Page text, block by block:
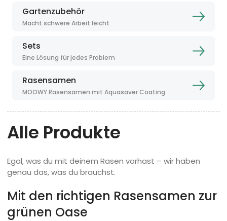
Gartenzubehör
Macht schwere Arbeit leicht
Sets
Eine Lösung für jedes Problem
Rasensamen
MOOWY Rasensamen mit Aquasaver Coating
Alle Produkte
Egal, was du mit deinem Rasen vorhast – wir haben
genau das, was du brauchst.
Mit den richtigen Rasensamen zur
grünen Oase